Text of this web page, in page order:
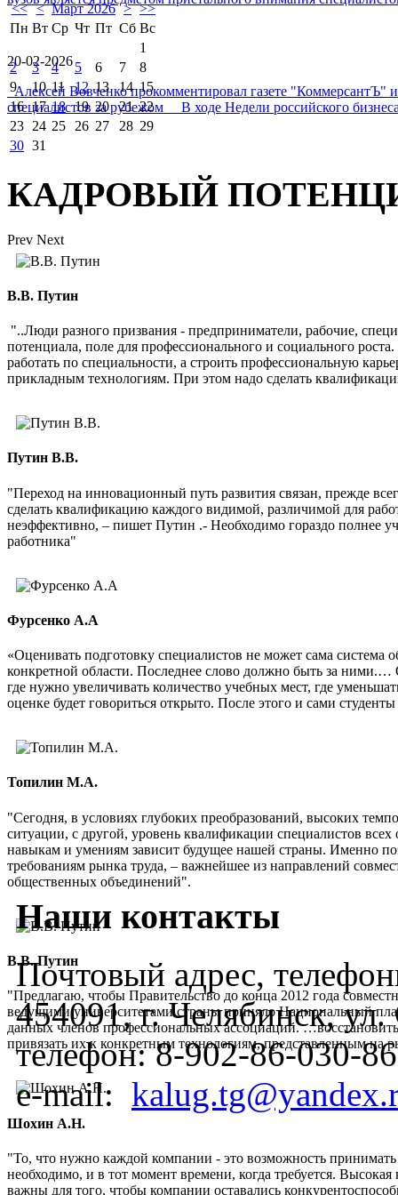
20-02-2026
Алексей Вовченко прокомментировал газете
специалистов за рубежом В ходе Недели российского
<< < Март 2026 > >>
Пн Вт Ср Чт Пт Сб Вс
1
2
3 4 5 6 7
8
9
10 11 12 13 14 15
16 17 18 19 20 21 22
23 24 25 26 27 28 29
30 31
КАДРОВЫЙ
Prev Next
В.В. Путин
"..Люди разного призвания - предприниматели, рабочие,
потенциала, поле для профессионального и социального
работать по специальности, а строить профессиональную
прикладным технологиям. При этом надо сделать
Путин В.В.
"Переход на инновационный путь развития связан, прежде
сделать квалификацию каждого видимой, различимой для
неэффективно, – пишет Путин .- Необходимо гораздо полнее
работника"
Фурсенко А.А
«Оценивать подготовку специалистов не может сама
конкретной области. Последнее слово должно быть за ними.…
где нужно увеличивать количество учебных мест, где
оценке будет говориться открыто. После этого и сами
Топилин М.А.
"Сегодня, в условиях глубоких преобразований, высоких
ситуации, с другой, уровень квалификации специалистов
навыкам и умениям зависит будущее нашей страны. Именно
требованиям рынка труда, – важнейшее из направлений
общественных объединений".
В.В. Путин
"Предлагаю, чтобы Правительство до конца 2012 года
ведущими университетами страны приняло Национальный
данных членов профессиональных ассоциаций.
привязать их к конкретным технологиям, представленным на
Шохин А.Н.
"То, что нужно каждой компании - это возможность
необходимо, и в тот момент времени, когда требуется.
важны для того, чтобы компании оставались
Наши контакты
Почтовый адрес,
454091, г. Челябинск,
телефон:8-902-86-030-86
e-mail: